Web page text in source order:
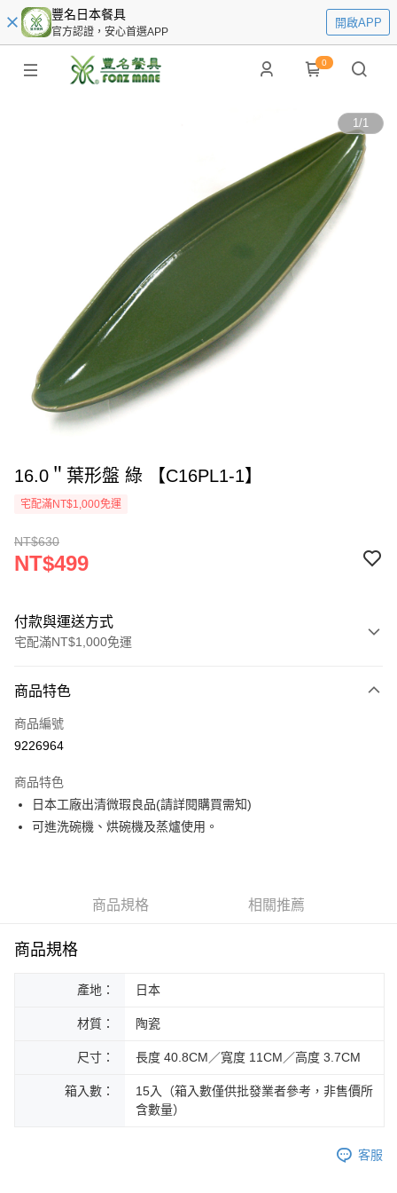
豐名日本餐具
官方認證，安心首選APP
開啟APP
0
1/1
16.0＂葉形盤 綠 【C16PL1-1】
宅配滿NT$1,000免運
NT$630
NT$499
付款與運送方式
宅配滿NT$1,000免運
信用卡一次付款
LINE Pay
街口支付
悠遊付
運送方式
每筆NT$200，滿NT$1,000(含以上)免運費
黑貓外島宅配
每筆NT$360
商品特色
商品編號
9226964
商品特色
日本工廠出清微瑕良品(請詳閱購買需知)
可進洗碗機、烘碗機及蒸爐使用。
商品規格 相關推薦
商品規格
產地： 日本
材質： 陶瓷
尺寸： 長度 40.8CM／寬度 11CM／高度 3.7CM
箱入數：
15入（箱入數僅供批發業者參考，非售價所
含數量）
客服